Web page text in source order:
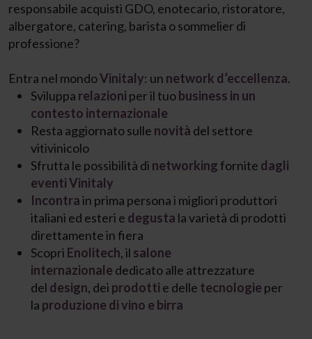
responsabile acquisti GDO, enotecario, ristoratore,
albergatore, catering, barista o sommelier di
professione?
Entra nel mondoVinitaly: un network d’eccellenza.
Sviluppa relazioni per il tuobusiness in un
contesto internazionale
Resta aggiornato sulle novità del settore
vitivinicolo
Sfrutta le possibilità di networkingfornite dagli
eventi Vinitaly
Incontrain prima persona i migliori produttori
italiani ed esteri e degusta la varietà di prodotti
direttamente in fiera
Scopri Enolitech, il salone
internazionale dedicato alle attrezzature
del design, dei prodotti e delle tecnologie per
la produzione di vino e birra